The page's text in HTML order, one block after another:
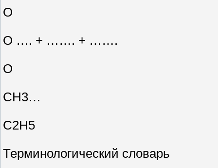
О
О …. + ……. + …….
О
СН3…
С2Н5
Терминологический словарь